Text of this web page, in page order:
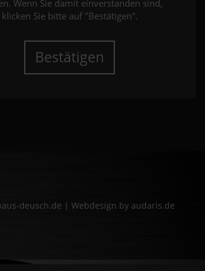
Wenn Sie damit einverstanden sind,
klicken Sie bitte auf "Bestätigen".
Bestätigen
deusch.de | Webdesign by audaris.de